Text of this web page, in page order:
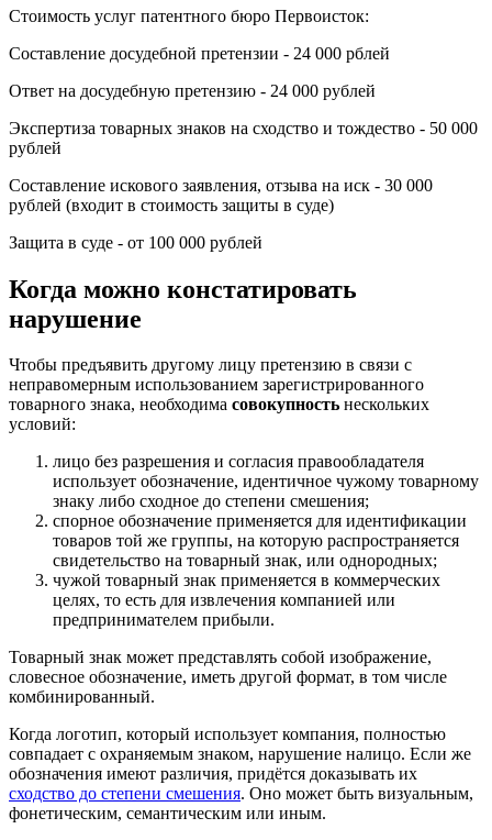
Стоимость услуг патентного бюро Первоисток:
Составление досудебной претензии - 24 000 рблей
Ответ на досудебную претензию - 24 000 рублей
Экспертиза товарных знаков на сходство и тождество - 50 000
рублей
Составление искового заявления, отзыва на иск - 30 000
рублей (входит в стоимость защиты в суде)
Защита в суде - от 100 000 рублей
Когда можно констатировать
нарушение
Чтобы предъявить другому лицу претензию в связи с
неправомерным использованием зарегистрированного
товарного знака, необходима совокупность нескольких
условий:
лицо без разрешения и согласия правообладателя
использует обозначение, идентичное чужому товарному
знаку либо сходное до степени смешения;
спорное обозначение применяется для идентификации
товаров той же группы, на которую распространяется
свидетельство на товарный знак, или однородных;
чужой товарный знак применяется в коммерческих
целях, то есть для извлечения компанией или
предпринимателем прибыли.
Товарный знак может представлять собой изображение,
словесное обозначение, иметь другой формат, в том числе
комбинированный.
Когда логотип, который использует компания, полностью
совпадает с охраняемым знаком, нарушение налицо. Если же
обозначения имеют различия, придётся доказывать их
сходство до степени смешения. Оно может быть визуальным,
фонетическим, семантическим или иным.